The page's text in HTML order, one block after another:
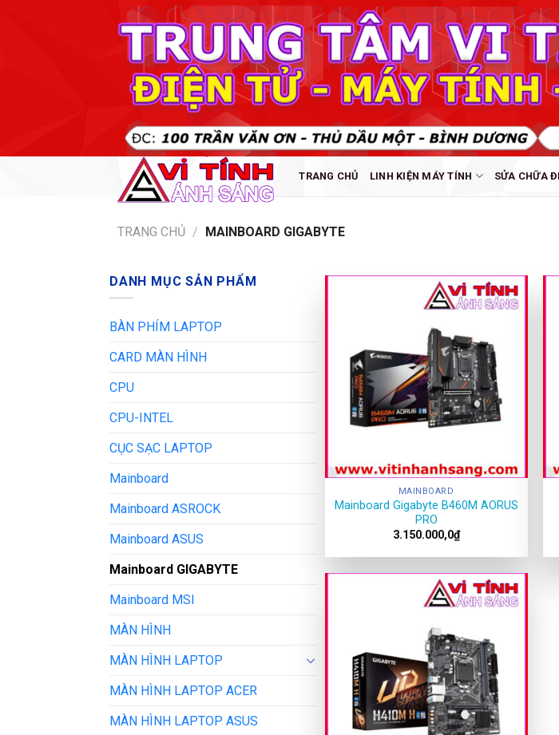
TRANG CHỦ LINH KIỆN MÁY TÍNH SỬA CHỮA
TRANG CHỦ / MAINBOARD GIGABYTE
DANH MỤC SẢN PHẨM
BÀN PHÍM LAPTOP
CARD MÀN HÌNH
CPU
CPU-INTEL
CỤC SẠC LAPTOP
Mainboard
Mainboard ASROCK
Mainboard ASUS
Mainboard GIGABYTE
Mainboard MSI
MÀN HÌNH
MÀN HÌNH LAPTOP
MÀN HÌNH LAPTOP ACER
MÀN HÌNH LAPTOP ASUS
MAINBOARD
Mainboard Gigabyte B460M AORUS
PRO
3.150.000,0₫